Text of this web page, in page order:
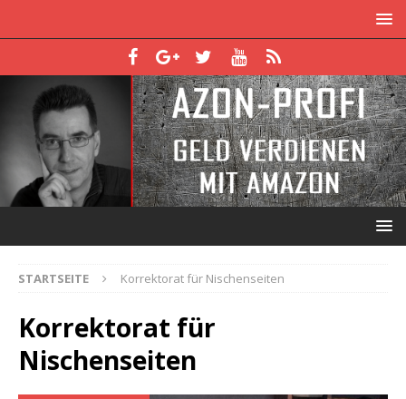
STARTSEITE Korrektorat für Nischenseiten
Korrektorat für
Nischenseiten